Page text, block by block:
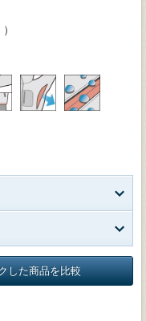
した商品を比較